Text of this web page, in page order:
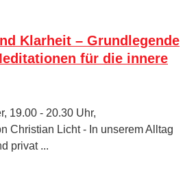
Klarheit – Grundlegende
für die innere
19.00 - 20.30 Uhr,
Christian Licht - In unserem Alltag
privat ...